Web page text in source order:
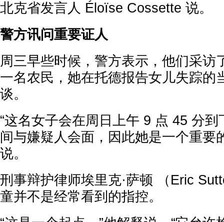
北克省发言人 Éloïse Cossette 说。
警方讯问重要证人
周三早些时候，警方表示，他们采访
一名农民，她在托德报告女儿失踪的
谈。
“这名女子会在周日上午 9 点 45 分
间与嫌疑人会面，因此她是一个重要
说。
刑事辩护律师埃里克·萨顿 （Eric
童并不是经常看到的指控。